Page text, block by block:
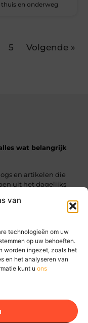
van
technologieën om uw
op uw behoeften.
worden ingezet, zoals het
en het analyseren van
kunt u ons
Ga Naar
en onderweg
5 Volgende »
wat belangrijk
en artikelen die
uit het dagelijks